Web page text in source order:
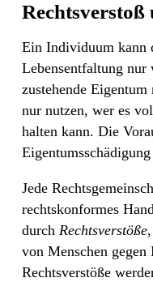
Rechtsverstoß
Ein Individuum kann
Lebensentfaltung nur
zustehende
nur nutzen, wer es
halten kann. Die
Eigentumsschädigung
Jede
rechtskonformes
durch Rechtsverstöße,
von Menschen gegen
Rechtsverstöße